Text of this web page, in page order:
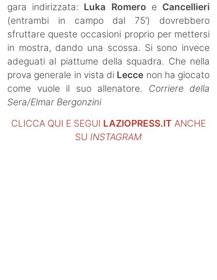
gara indirizzata: Luka Romero e Cancellieri
(entrambi in campo dal 75’) dovrebbero
sfruttare queste occasioni proprio per mettersi
in mostra, dando una scossa. Si sono invece
adeguati al piattume della squadra. Che nella
prova generale in vista di Lecce non ha giocato
come vuole il suo allenatore. Corriere della
Sera/Elmar Bergonzini
CLICCA QUI E SEGUI LAZIOPRESS.IT ANCHE
SU INSTAGRAM